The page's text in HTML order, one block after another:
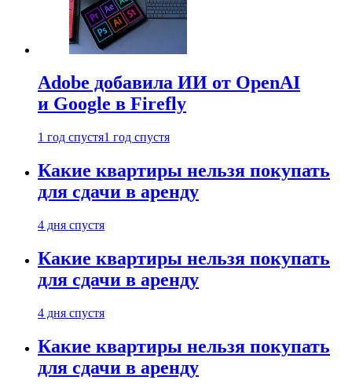
Adobe добавила ИИ от OpenAI
и Google в Firefly
1 год спустя1 год спустя
Какие квартиры нельзя покупать
для сдачи в аренду
4 дня спустя
Какие квартиры нельзя покупать
для сдачи в аренду
4 дня спустя
Какие квартиры нельзя покупать
для сдачи в аренду